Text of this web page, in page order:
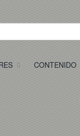
CONTENIDO